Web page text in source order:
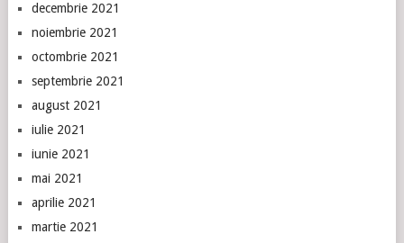
decembrie 2021
noiembrie 2021
octombrie 2021
septembrie 2021
august 2021
iulie 2021
iunie 2021
mai 2021
aprilie 2021
martie 2021